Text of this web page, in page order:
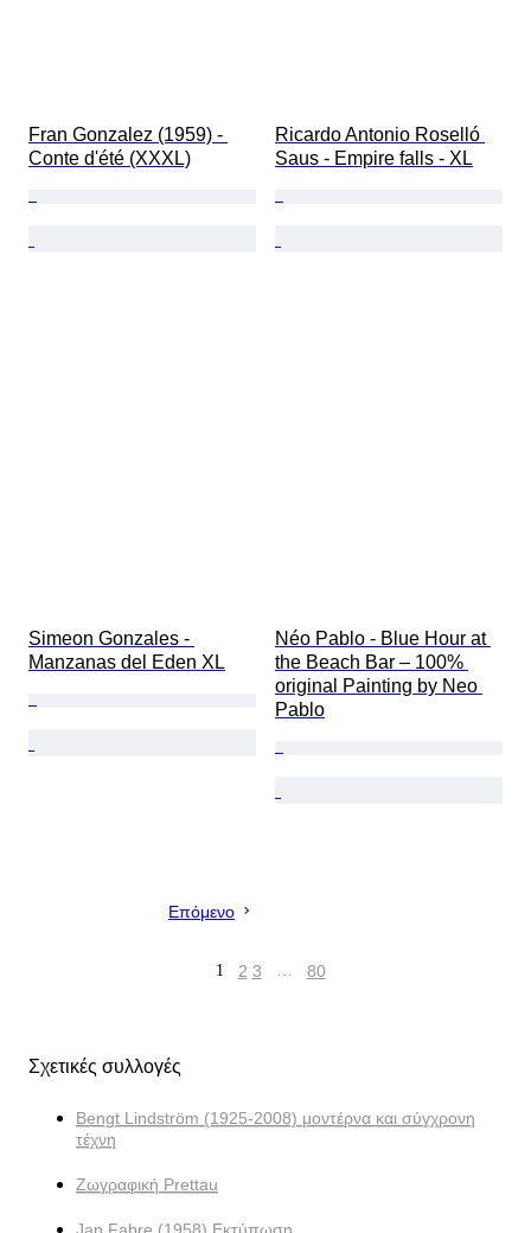
Fran Gonzalez (1959) -
Conte d'été (XXXL)
Ricardo Antonio Roselló
Saus - Empire falls - XL
Simeon Gonzales -
Manzanas del Eden XL
Néo Pablo - Blue Hour at
the Beach Bar – 100%
original Painting by Neo
Pablo
Επόμενο
1 2 3 … 80
Σχετικές συλλογές
Bengt Lindström (1925-2008) μοντέρνα και σύγχρονη
τέχνη
Ζωγραφική Prettau
Jan Fabre (1958) Εκτύπωση